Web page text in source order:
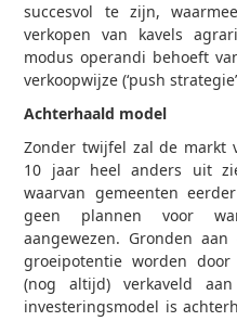
succesvol te zijn,
verkopen van kavels
modus operandi behoeft
verkoopwijze (‘push
Achterhaald model
Zonder twijfel zal de markt
10 jaar heel anders uit
waarvan gemeenten
geen plannen voor
aangewezen. Gronden
groeipotentie worden
(nog altijd) verkaveld
investeringsmodel is